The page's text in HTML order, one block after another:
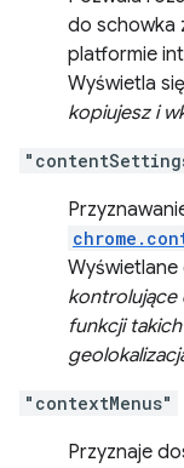
do schowka
platformie
Wyświetla
kopiujesz i
funkcji
"contextMenus"
Przyznaje